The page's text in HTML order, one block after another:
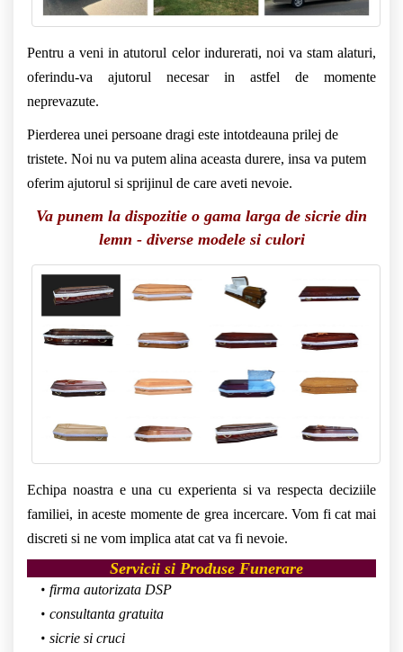
Pentru a veni in atutorul celor indurerati, noi va stam alaturi,
oferindu-va ajutorul necesar in astfel de momente
neprevazute.
Pierderea unei persoane dragi este intotdeauna prilej de
tristete. Noi nu va putem alina aceasta durere, insa va putem
oferim ajutorul si sprijinul de care aveti nevoie.
Va punem la dispozitie o gama larga de sicrie din
lemn - diverse modele si culori
Echipa noastra e una cu experienta si va respecta deciziile
familiei, in aceste momente de grea incercare. Vom fi cat mai
discreti si ne vom implica atat cat va fi nevoie.
Servicii si Produse Funerare
firma autorizata DSP
consultanta gratuita
sicrie si cruci